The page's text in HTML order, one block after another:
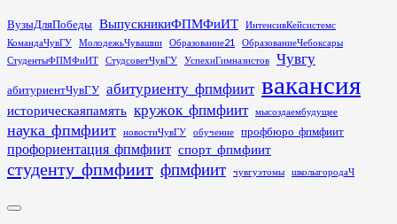
Перейти
к
содержимому
ВузыДляПобеды ВыпускникиФПМФиИТ
ИнтенсивКейсистемс
КомандаЧувГУ
МолодежьЧувашии Образование21
ОбразованиеЧебоксары
СтудентыФПМФиИТ
СтудсоветЧувГУ УспехиГимназистов Чувгу
абитуриентЧувГУ абитуриенту_фпмфиит вакансия
историческаяпамять кружок_фпмфиит мысоздаембудущее
наука_фпмфиит новостиЧувГУ обучение профбюро_фпмфиит
профориентация_фпмфиит спорт_фпмфиит
студенту_фпмфиит фпмфиит чувгуэтомы школыгородаЧ
Основное